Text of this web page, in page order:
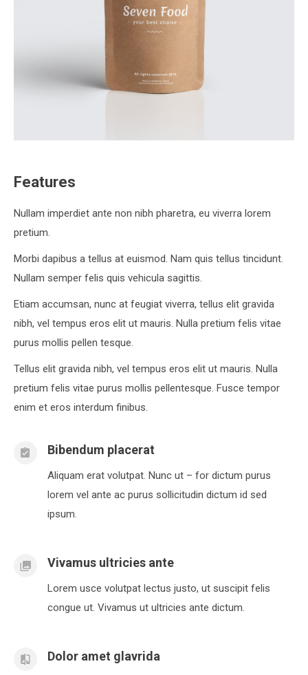
Features
Nullam imperdiet ante non nibh pharetra, eu viverra lorem
pretium.
Morbi dapibus a tellus at euismod. Nam quis tellus tincidunt.
Nullam semper felis quis vehicula sagittis.
Etiam accumsan, nunc at feugiat viverra, tellus elit gravida
nibh, vel tempus eros elit ut mauris. Nulla pretium felis vitae
purus mollis pellen tesque.
Tellus elit gravida nibh, vel tempus eros elit ut mauris. Nulla
pretium felis vitae purus mollis pellentesque. Fusce tempor
enim et eros interdum finibus.
Bibendum placerat
Aliquam erat volutpat. Nunc ut – for dictum purus
lorem vel ante ac purus sollicitudin dictum id sed
ipsum.
Vivamus ultricies ante
Lorem usce volutpat lectus justo, ut suscipit felis
congue ut. Vivamus ut ultricies ante dictum.
Dolor amet glavrida